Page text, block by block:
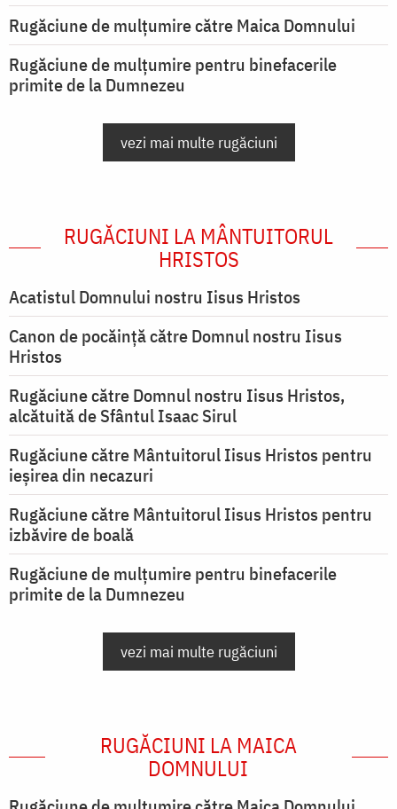
Rugăciune de mulţumire către Maica Domnului
Rugăciune de mulțumire pentru binefacerile
primite de la Dumnezeu
vezi mai multe rugăciuni
RUGĂCIUNI LA MÂNTUITORUL
HRISTOS
Acatistul Domnului nostru Iisus Hristos
Canon de pocăință către Domnul nostru Iisus
Hristos
Rugăciune către Domnul nostru Iisus Hristos,
alcătuită de Sfântul Isaac Sirul
Rugăciune către Mântuitorul Iisus Hristos pentru
ieşirea din necazuri
Rugăciune către Mântuitorul Iisus Hristos pentru
izbăvire de boală
Rugăciune de mulțumire pentru binefacerile
primite de la Dumnezeu
vezi mai multe rugăciuni
RUGĂCIUNI LA MAICA
DOMNULUI